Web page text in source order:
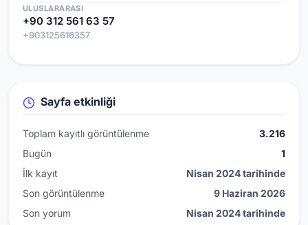
ULUSLARARASI
+90 312 561 63 57
+903125616357
Sayfa etkinliği
Toplam kayıtlı görüntülenme
3.216
Bugün
1
İlk kayıt
Nisan 2024 tarihinde
Son görüntülenme
9 Haziran 2026
Son yorum
Nisan 2024 tarihinde